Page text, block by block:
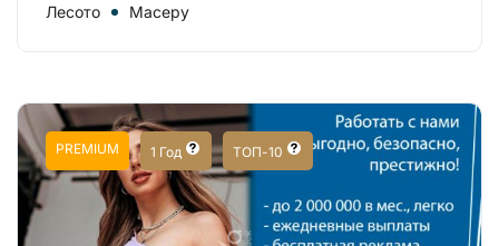
Лесото Масеру
PREMIUM 1 Год ТОП-10